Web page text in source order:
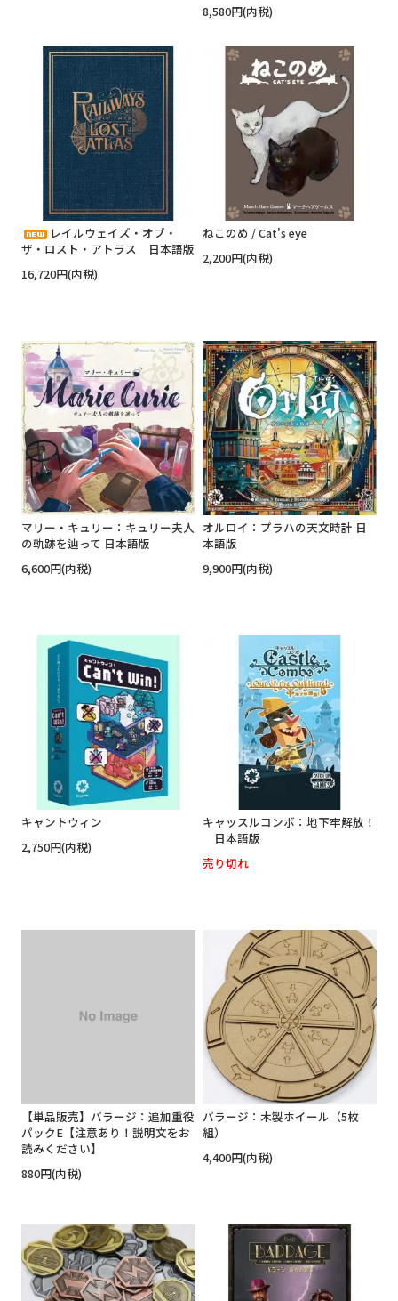
8,580円(内税)
レイルウェイズ・オブ・
ザ・ロスト・アトラス 日本語版
16,720円(内税)
ねこのめ / Cat's eye
2,200円(内税)
マリー・キュリー：キュリー夫人
の軌跡を辿って 日本語版
6,600円(内税)
オルロイ：プラハの天文時計 日
本語版
9,900円(内税)
キャントウィン
2,750円(内税)
キャッスルコンボ：地下牢解放！
日本語版
売り切れ
【単品販売】バラージ：追加重役
パックE【注意あり！説明文をお
読みください】
880円(内税)
バラージ：木製ホイール（5枚
組）
4,400円(内税)